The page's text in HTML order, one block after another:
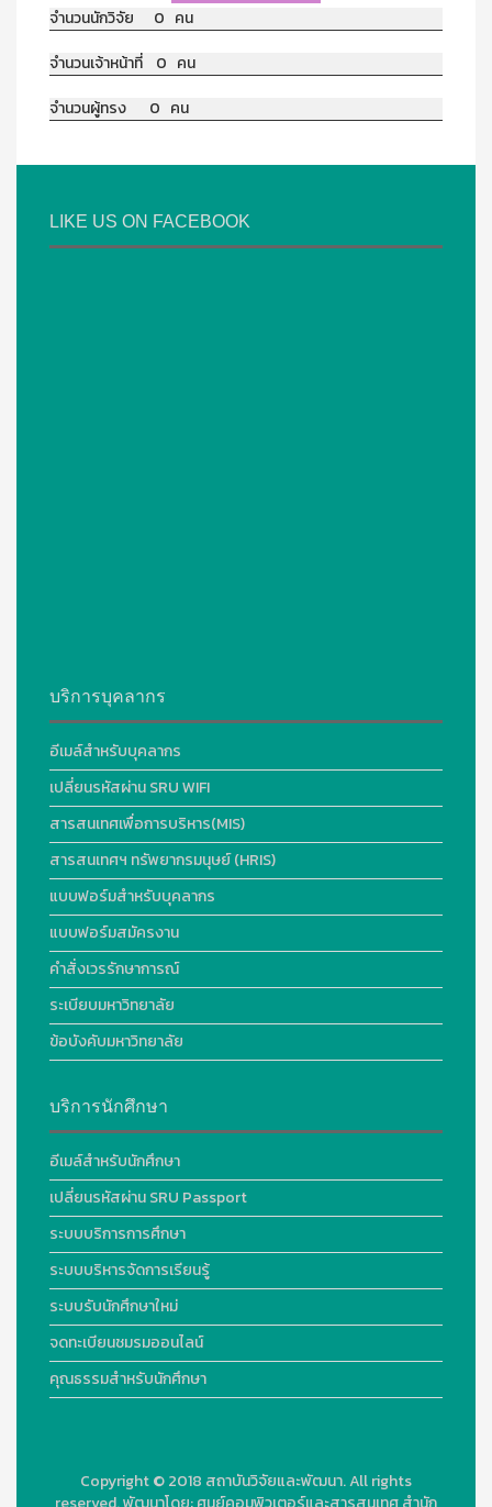
จำนวนนักวิจัย 0 คน
จำนวนเจ้าหน้าที่ 0 คน
จำนวนผู้ทรง 0 คน
LIKE US ON FACEBOOK
บริการบุคลากร
อีเมล์สำหรับบุคลากร
เปลี่ยนรหัสผ่าน SRU WIFI
สารสนเทศเพื่อการบริหาร(MIS)
สารสนเทศฯ ทรัพยากรมนุษย์ (HRIS)
แบบฟอร์มสำหรับบุคลากร
แบบฟอร์มสมัครงาน
คำสั่งเวรรักษาการณ์
ระเบียบมหาวิทยาลัย
ข้อบังคับมหาวิทยาลัย
บริการนักศึกษา
อีเมล์สำหรับนักศึกษา
เปลี่ยนรหัสผ่าน SRU Passport
ระบบบริการการศึกษา
ระบบบริหารจัดการเรียนรู้
ระบบรับนักศึกษาใหม่
จดทะเบียนชมรมออนไลน์
คุณธรรมสำหรับนักศึกษา
Copyright © 2018 สถาบันวิจัยและพัฒนา. All rights